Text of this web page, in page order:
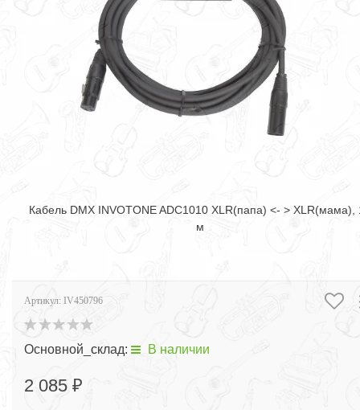
Кабель DMX INVOTONE ADC1010 XLR(папа) <- > XLR(мама),
м
Артикул: IV450796
Основной_склад: В наличии
2 085 ₽